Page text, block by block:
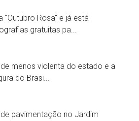
"Outubro Rosa" e já está
gratuitas pa...
menos violenta do estado e a
do Brasi...
pavimentação no Jardim